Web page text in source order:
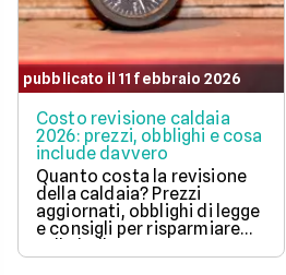
pubblicato il 11 febbraio 2026
Costo revisione caldaia
2026: prezzi, obblighi e cosa
include davvero
Quanto costa la revisione
della caldaia? Prezzi
aggiornati, obblighi di legge
e consigli per risparmiare
sulla bolletta gas.